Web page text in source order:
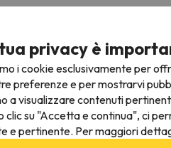
a seconda del tipo di camera.
Bagno
WC
Douche ou
privacy è
i cookie esclusivamente per
preferenze e per mostrarvi
a visualizzare contenuti
clic su "Accetta e continua", ci
e pertinente. Per maggiori